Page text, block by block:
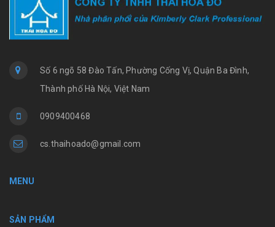
Số 6 ngõ 58 Đào Tấn, Phường Cống Vị, Quận Ba Đình,
Thành phố Hà Nội, Việt Nam
0909400468
cs.thaihoado@gmail.com
MENU
SẢN PHẨM